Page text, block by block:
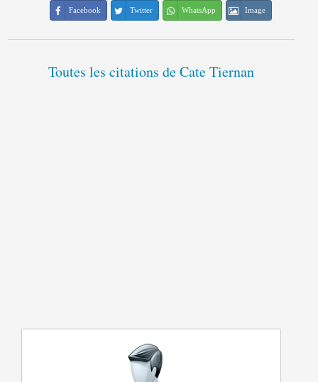
Facebook Twitter WhatsApp Image
Toutes les citations de Cate Tiernan